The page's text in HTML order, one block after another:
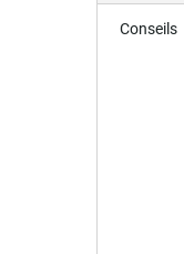
Conseils